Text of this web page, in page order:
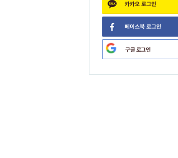
카카오 로그인
페이스북 로그인
구글로그인